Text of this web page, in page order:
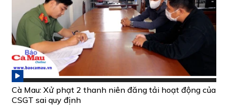
Cà Mau: Xử phạt 2 thanh niên đăng tải hoạt động của
CSGT sai quy định